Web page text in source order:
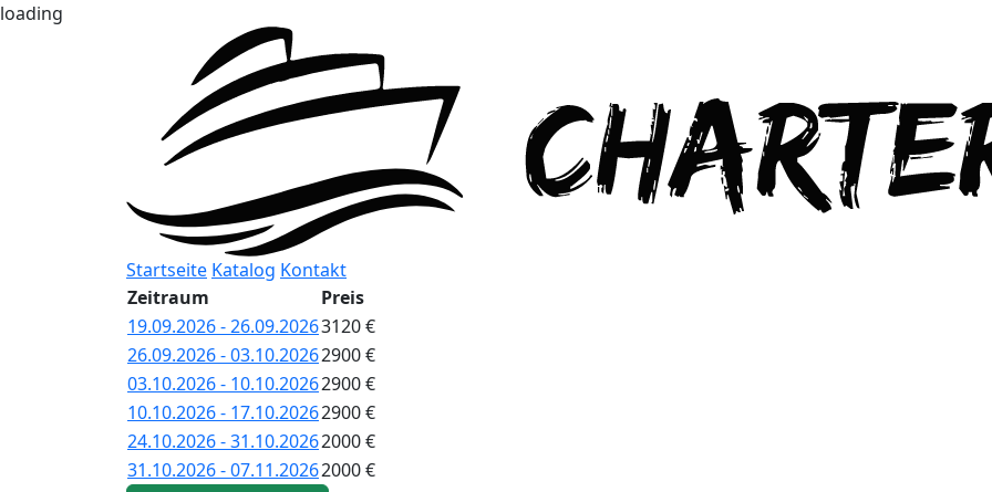
loading
Startseite Katalog Kontakt
Zeitraum
Preis
19.09.2026 - 26.09.20263120 €
26.09.2026 - 03.10.20262900 €
03.10.2026 - 10.10.20262900 €
10.10.2026 - 17.10.20262900 €
24.10.2026 - 31.10.20262000 €
31.10.2026 - 07.11.20262000 €